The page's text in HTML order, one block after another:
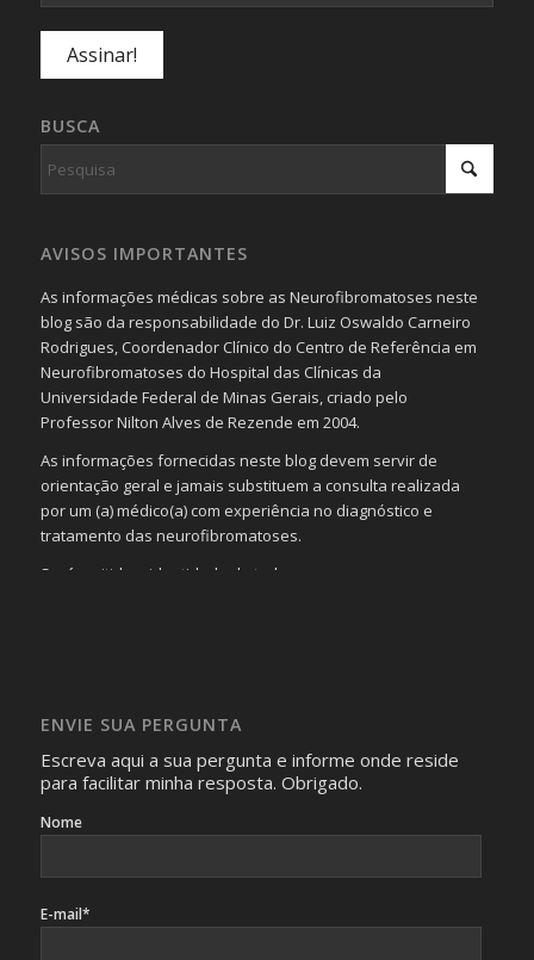
BUSCA
AVISOS IMPORTANTES
As informações médicas sobre as Neurofibromatoses neste
blog são da responsabilidade do Dr. Luiz Oswaldo Carneiro
Rodrigues, Coordenador Clínico do Centro de Referência em
Neurofibromatoses do Hospital das Clínicas da
Universidade Federal de Minas Gerais, criado pelo
Professor Nilton Alves de Rezende em 2004.
As informações fornecidas neste blog devem servir de
orientação geral e jamais substituem a consulta realizada
por um (a) médico(a) com experiência no diagnóstico e
tratamento das neurofibromatoses.
Será omitida a identidade de todas as pessoas que
identificação da pessoa fotografada.
ENVIE SUA PERGUNTA
Escreva aqui a sua pergunta e informe onde reside
para facilitar minha resposta. Obrigado.
Nome
E-mail*